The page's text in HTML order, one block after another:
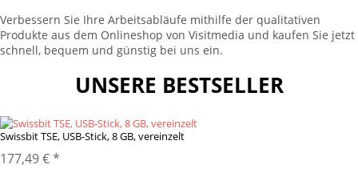
Verbessern Sie Ihre Arbeitsabläufe mithilfe der qualitativen
Produkte aus dem Onlineshop von Visitmedia und kaufen Sie jetzt
schnell, bequem und günstig bei uns ein.
UNSERE BESTSELLER
Swissbit TSE, USB-Stick, 8 GB, vereinzelt
177,49 €*